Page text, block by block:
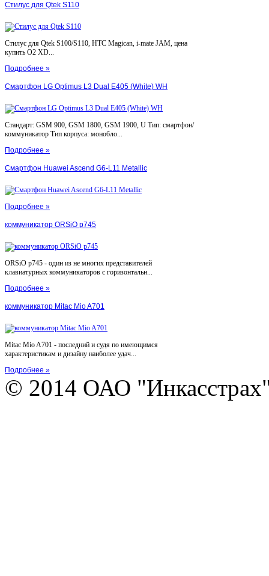
Стилус для Qtek S110
Стилус для Qtek S100/S110, HTC Magican, i-mate JAM, цена
купить O2 XD...
Подробнее »
Смартфон LG Optimus L3 Dual E405 (White) WH
Стандарт: GSM 900, GSM 1800, GSM 1900, U Тип: смартфон/
коммуникатор Тип корпуса: монобло...
Подробнее »
Смартфон Huawei Ascend G6-L11 Metallic
Подробнее »
коммуникатор ORSiO p745
ORSiO p745 - один из не многих представителей
клавиатурных коммуникаторов с горизонтальн...
Подробнее »
коммуникатор Mitac Mio A701
Mitac Mio A701 - последний и судя по имеющимся
характеристикам и дизайну наиболее удач...
Подробнее »
© 2014 ОАО